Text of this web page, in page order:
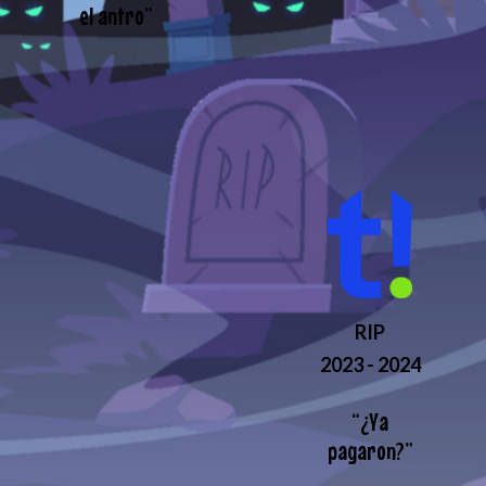
el antro”
RIP
2023 - 2024
“¿Ya
pagaron?”